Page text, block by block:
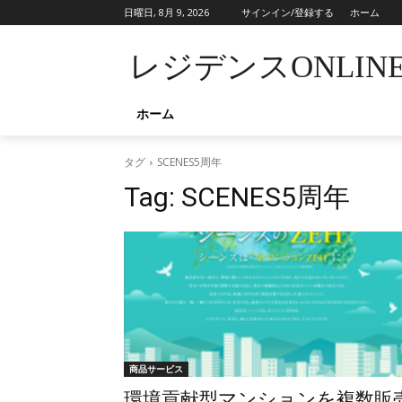
日曜日, 8月 9, 2026 サインイン/登録する ホーム
レジデンス
ホーム
タグ SCENES5周年
Tag: SCENES5周年
商品サービス